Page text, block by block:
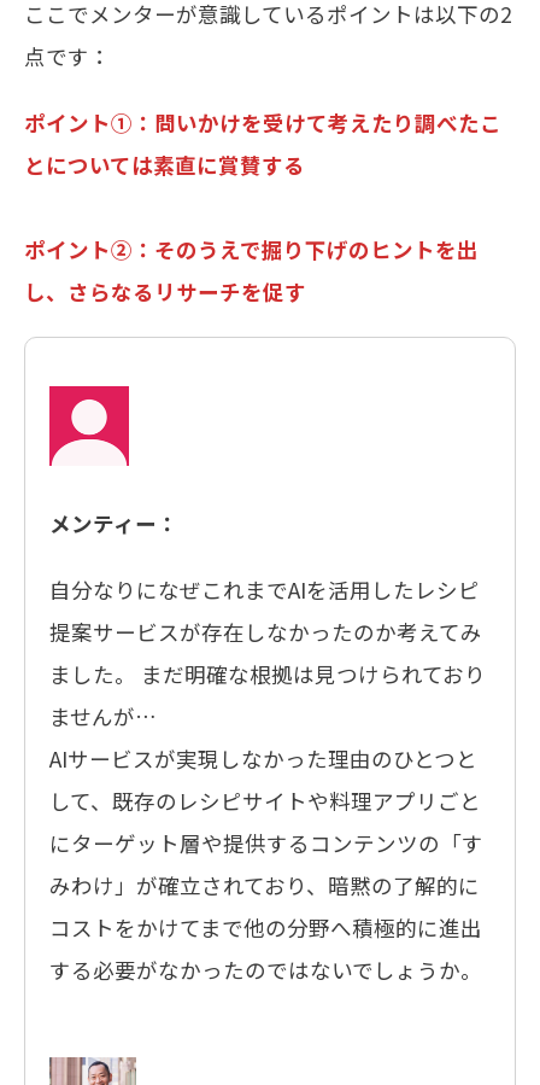
ここでメンターが意識しているポイントは以下の2
点です：
ポイント①：問いかけを受けて考えたり調べたこ
とについては素直に賞賛する
ポイント②：そのうえで掘り下げのヒントを出
し、さらなるリサーチを促す
メンティー：
自分なりになぜこれまでAIを活用したレシピ
提案サービスが存在しなかったのか考えてみ
ました。 まだ明確な根拠は見つけられており
ませんが…
AIサービスが実現しなかった理由のひとつと
して、既存のレシピサイトや料理アプリごと
にターゲット層や提供するコンテンツの「す
みわけ」が確立されており、暗黙の了解的に
コストをかけてまで他の分野へ積極的に進出
する必要がなかったのではないでしょうか。